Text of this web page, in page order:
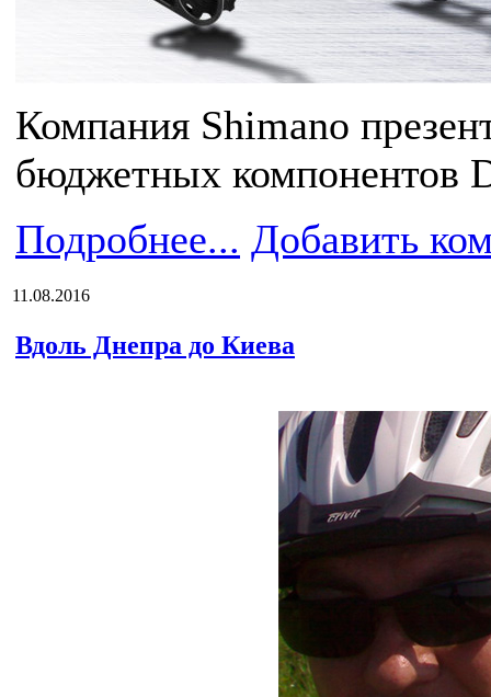
Компания Shimano
бюджетных компонентов
Подробнее... Добавить
11.08.2016
Вдоль Днепра до Киева